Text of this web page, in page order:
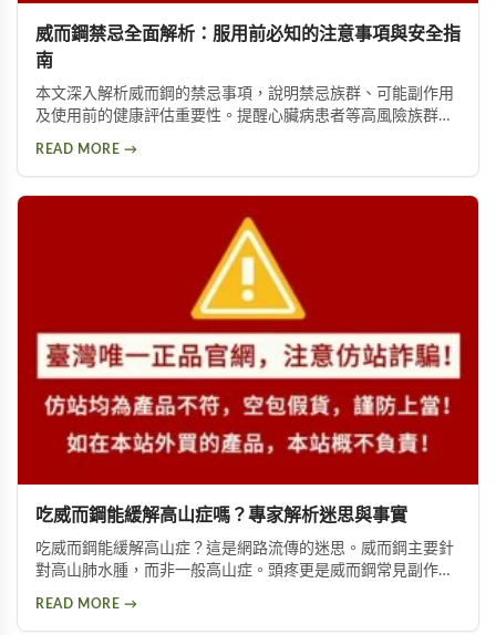
威而鋼禁忌全面解析：服用前必知的注意事項與安全指
南
本文深入解析威而鋼的禁忌事項，說明禁忌族群、可能副作用
及使用前的健康評估重要性。提醒心臟病患者等高風險族群應
READ MORE →
吃威而鋼能緩解高山症嗎？專家解析迷思與事實
吃威而鋼能緩解高山症？這是網路流傳的迷思。威而鋼主要針
對高山肺水腫，而非一般高山症。頭疼更是威而鋼常見副作
READ MORE →